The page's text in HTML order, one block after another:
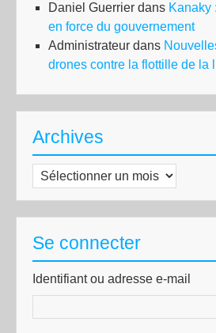
Daniel Guerrier dans Kanaky
en force du gouvernement
Administrateur dans
drones contre la flottille de la
Archives
Archives
Se connecter
Identifiant ou adresse e-mail